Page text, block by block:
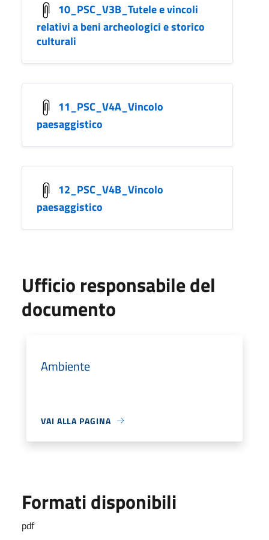
10_PSC_V3B_Tutele e vincoli
relativi a beni archeologici e storico
culturali
11_PSC_V4A_Vincolo
paesaggistico
12_PSC_V4B_Vincolo
paesaggistico
Ufficio responsabile del
documento
Ambiente
VAI ALLA PAGINA
Formati disponibili
pdf